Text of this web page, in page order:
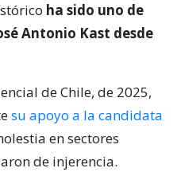
ha sido uno de
Antonio Kast desde
de Chile, de 2025,
su apoyo a la candidata
en sectores
de injerencia.